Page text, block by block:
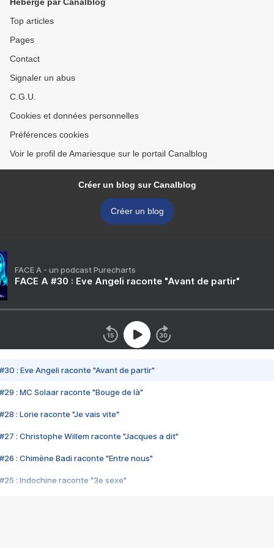
Top articles
Pages
Contact
Signaler un abus
C.G.U.
Cookies et données personnelles
Préférences cookies
Voir le profil de Amariesque sur le portail Canalblog
Créer un blog sur Canalblog
Créer un blog
FACE A - un podcast Purecharts
FACE A #30 : Eve Angeli raconte "Avant de partir"
#30 : Eve Angeli raconte "Avant de partir"
#29 : MC Solaar raconte "Bouge de là"
#28 : Lorie raconte "Je vais vite"
#27 : Christophe Willem raconte "Jacques a dit"
#26 : Chimène Badi raconte "Entre nous"
#25 : Indochine raconte "3e sexe"